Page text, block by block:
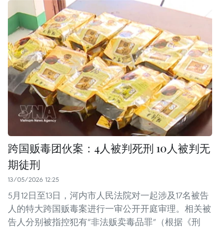
跨国贩毒团伙案：4人被判死刑 10人被判无
期徒刑
13/05/2026 12:25
5月12日至13日，河内市人民法院对一起涉及17名被告
人的特大跨国贩毒案进行一审公开开庭审理。相关被
告人分别被指控犯有“非法贩卖毒品罪”（根据《刑